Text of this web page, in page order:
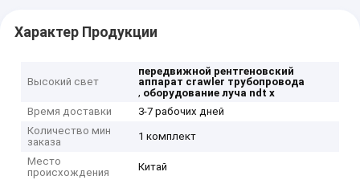
Характер Продукции
Высокий свет
передвижной рентгеновский
аппарат crawler трубопровода
, оборудование луча ndt x
Время доставки
3-7 рабочих дней
Количество мин
заказа
1 комплект
Место
происхождения
Китай